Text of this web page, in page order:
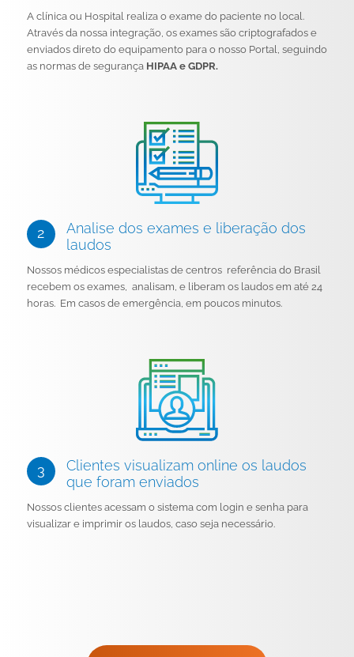
A clínica ou Hospital realiza o exame do paciente no local.
Através da nossa integração, os exames são criptografados e
enviados direto do equipamento para o nosso Portal, seguindo
as normas de segurança HIPAA e GDPR.
Analise dos exames e liberação dos
laudos
Nossos médicos especialistas de centros referência do Brasil
recebem os exames, analisam, e liberam os laudos em até 24
horas. Em casos de emergência, em poucos minutos.
Clientes visualizam online os laudos
que foram enviados
Nossos clientes acessam o sistema com login e senha para
visualizar e imprimir os laudos, caso seja necessário.